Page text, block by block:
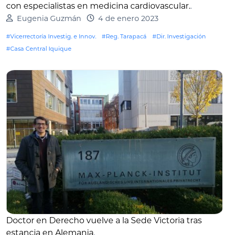
con especialistas en medicina cardiovascular..
Eugenia Guzmán 4 de enero 2023
#Vicerrectoría Investig. e Innov. #Reg. Tarapacá
#Dir. Investigación
#Casa Central Iquique
Doctor en Derecho vuelve a la Sede Victoria tras
estancia en Alemania.